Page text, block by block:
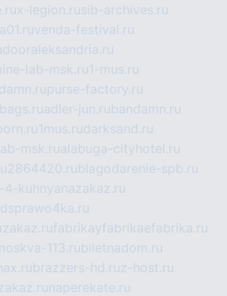
x-legion.rusib-archives.ru
venda-festival.ru
dooraleksandria.ru
lab-msk.ru1-mus.ru
purse-factory.ru
adler-jun.rubandamn.ru
1mus.rudarksand.ru
msk.rualabuga-cityhotel.ru
2864420.rublagodarenie-spb.ru
kuhnyanazakaz.ru
fabrikayfabrikaefabrika.ru
113.rubiletnadom.ru
brazzers-hd.ruz-host.ru
naperekate.ru